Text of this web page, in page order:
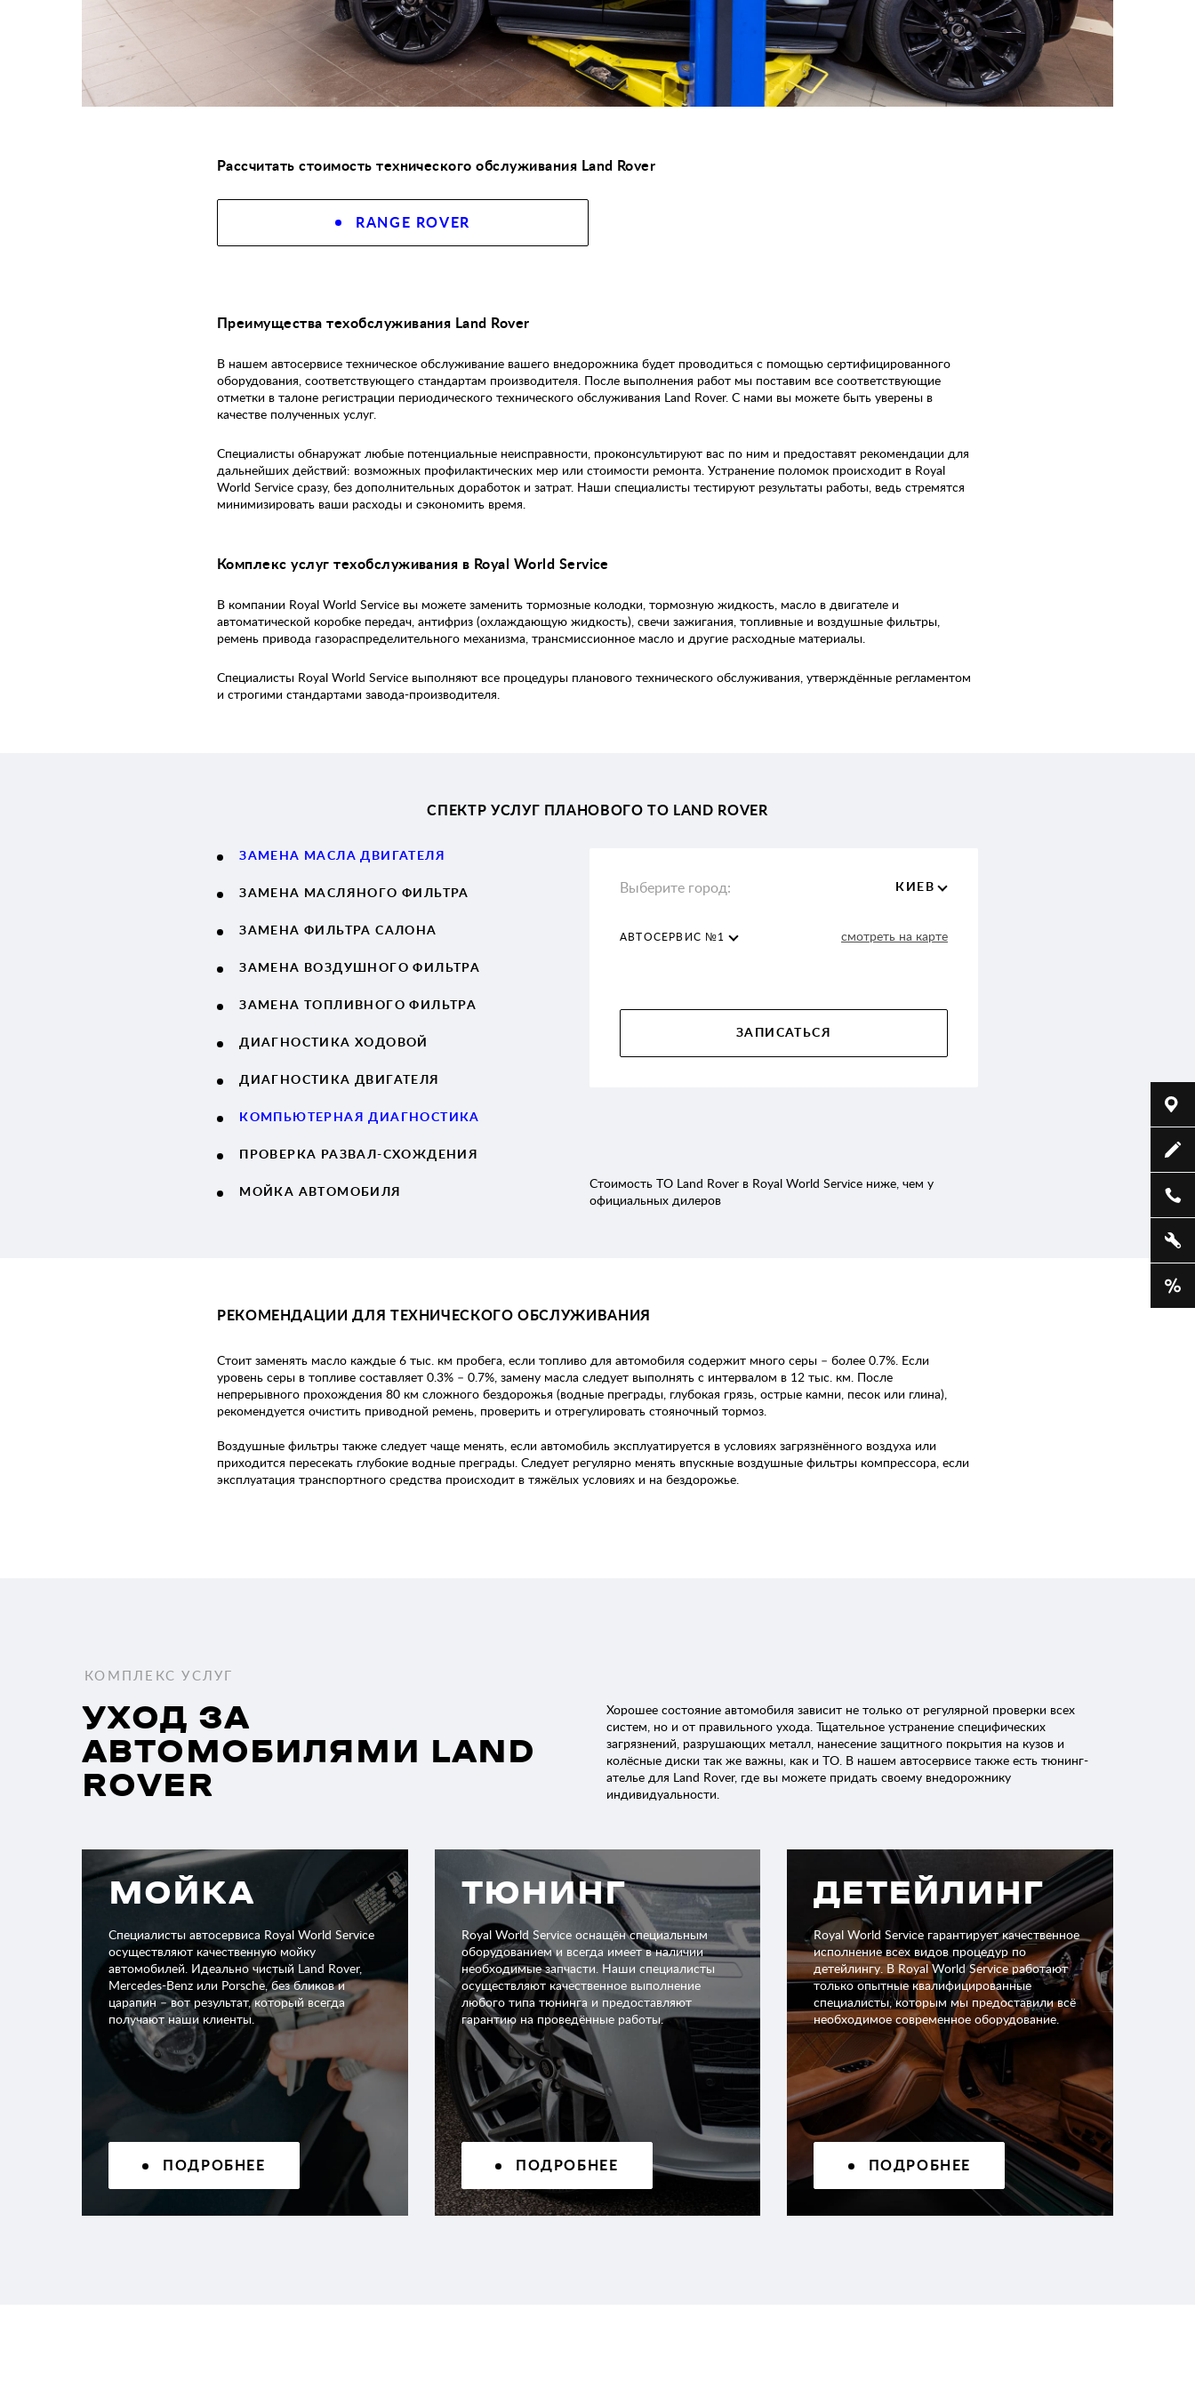
ОФОРМИТЬ ЗАЯВКУ
Рассчитать стоимость технического обслуживания Land Rover
RANGE ROVER
Преимущества техобслуживания Land Rover
В нашем автосервисе техническое обслуживание вашего внедорожника будет проводиться с помощью сертифицированного
оборудования, соответствующего стандартам производителя. После выполнения работ мы поставим все соответствующие
отметки в талоне регистрации периодического технического обслуживания Land Rover. С нами вы можете быть уверены в
качестве полученных услуг.
Специалисты обнаружат любые потенциальные неисправности, проконсультируют вас по ним и предоставят рекомендации для
дальнейших действий: возможных профилактических мер или стоимости ремонта. Устранение поломок происходит в Royal
World Service сразу, без дополнительных доработок и затрат. Наши специалисты тестируют результаты работы, ведь стремятся
минимизировать ваши расходы и сэкономить время.
Комплекс услуг техобслуживания в Royal World Service
В компании Royal World Service вы можете заменить тормозные колодки, тормозную жидкость, масло в двигателе и
автоматической коробке передач, антифриз (охлаждающую жидкость), свечи зажигания, топливные и воздушные фильтры,
ремень привода газораспределительного механизма, трансмиссионное масло и другие расходные материалы.
Специалисты Royal World Service выполняют все процедуры планового технического обслуживания, утверждённые регламентом
и строгими стандартами завода-производителя.
СПЕКТР УСЛУГ ПЛАНОВОГО ТО LAND ROVER
ЗАМЕНА МАСЛА ДВИГАТЕЛЯ
ЗАМЕНА МАСЛЯНОГО ФИЛЬТРА
ЗАМЕНА ФИЛЬТРА САЛОНА
ЗАМЕНА ВОЗДУШНОГО ФИЛЬТРА
ЗАМЕНА ТОПЛИВНОГО ФИЛЬТРА
ДИАГНОСТИКА ХОДОВОЙ
ДИАГНОСТИКА ДВИГАТЕЛЯ
КОМПЬЮТЕРНАЯ ДИАГНОСТИКА
ПРОВЕРКА РАЗВАЛ-СХОЖДЕНИЯ
МОЙКА АВТОМОБИЛЯ
Выберите город: КИЕВ
АВТОСЕРВИС №1 смотреть на карте
ЗАПИСАТЬСЯ
Стоимость ТО Land Rover в Royal World Service ниже, чем у
официальных дилеров
РЕКОМЕНДАЦИИ ДЛЯ ТЕХНИЧЕСКОГО ОБСЛУЖИВАНИЯ
Стоит заменять масло каждые 6 тыс. км пробега, если топливо для автомобиля содержит много серы – более 0.7%. Если
уровень серы в топливе составляет 0.3% – 0.7%, замену масла следует выполнять с интервалом в 12 тыс. км. После
непрерывного прохождения 80 км сложного бездорожья (водные преграды, глубокая грязь, острые камни, песок или глина),
рекомендуется очистить приводной ремень, проверить и отрегулировать стояночный тормоз.
Воздушные фильтры также следует чаще менять, если автомобиль эксплуатируется в условиях загрязнённого воздуха или
приходится пересекать глубокие водные преграды. Следует регулярно менять впускные воздушные фильтры компрессора, если
эксплуатация транспортного средства происходит в тяжёлых условиях и на бездорожье.
КОМПЛЕКС УСЛУГ
УХОД ЗА
АВТОМОБИЛЯМИ LAND
ROVER
Хорошее состояние автомобиля зависит не только от регулярной проверки всех
систем, но и от правильного ухода. Тщательное устранение специфических
загрязнений, разрушающих металл, нанесение защитного покрытия на кузов и
колёсные диски так же важны, как и ТО. В нашем автосервисе также есть тюнинг-
ателье для Land Rover, где вы можете придать своему внедорожнику
индивидуальности.
МОЙКА
Специалисты автосервиса Royal World Service
осуществляют качественную мойку
автомобилей. Идеально чистый Land Rover,
Mercedes-Benz или Porsche, без бликов и
царапин – вот результат, который всегда
получают наши клиенты.
ПОДРОБНЕЕ
ТЮНИНГ
Royal World Service оснащён специальным
оборудованием и всегда имеет в наличии
необходимые запчасти. Наши специалисты
осуществляют качественное выполнение
любого типа тюнинга и предоставляют
гарантию на проведённые работы.
ПОДРОБНЕЕ
ДЕТЕЙЛИНГ
Royal World Service гарантирует качественное
исполнение всех видов процедур по
детейлингу. В Royal World Service работают
только опытные квалифицированные
специалисты, которым мы предоставили всё
необходимое современное оборудование.
ПОДРОБНЕЕ